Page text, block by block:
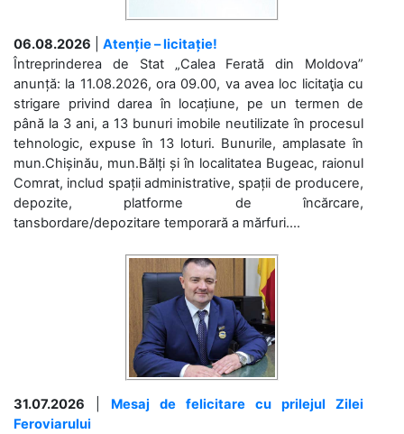
06.08.2026
Atenție – licitație!
Întreprinderea de Stat „Calea Ferată din Moldova”
anunță: la 11.08.2026, ora 09.00, va avea loc licitaţia cu
strigare privind darea în locațiune, pe un termen de
până la 3 ani, a 13 bunuri imobile neutilizate în procesul
tehnologic, expuse în 13 loturi. Bunurile, amplasate în
mun.Chișinău, mun.Bălți și în localitatea Bugeac, raionul
Comrat, includ spații administrative, spații de producere,
depozite, platforme de încărcare,
tansbordare/depozitare temporară a mărfuri....
31.07.2026
Mesaj de felicitare cu prilejul Zilei
Feroviarului